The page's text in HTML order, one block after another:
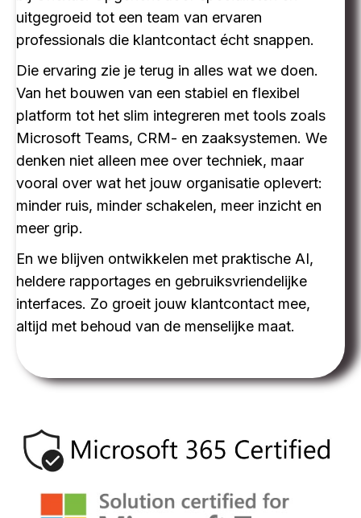
uitgegroeid tot een team van ervaren
professionals die klantcontact écht snappen.
Die ervaring zie je terug in alles wat we doen.
Van het bouwen van een stabiel en flexibel
platform tot het slim integreren met tools zoals
Microsoft Teams, CRM- en zaaksystemen. We
denken niet alleen mee over techniek, maar
vooral over wat het jouw organisatie oplevert:
minder ruis, minder schakelen, meer inzicht en
meer grip.
En we blijven ontwikkelen met praktische AI,
heldere rapportages en gebruiksvriendelijke
interfaces. Zo groeit jouw klantcontact mee,
altijd met behoud van de menselijke maat.